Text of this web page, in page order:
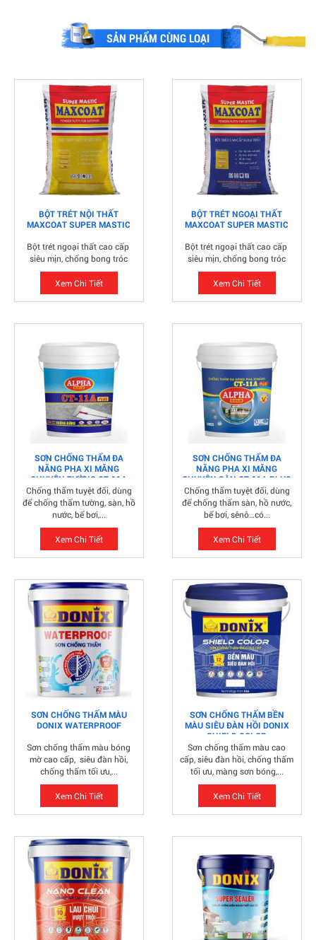
SẢN PHẨM CÙNG LOẠI
BỘT TRÉT NỘI THẤT
MAXCOAT SUPER MASTIC
Bột trét ngoại thất cao cấp
siêu mịn, chống bong tróc
Xem Chi Tiết
BỘT TRÉT NGOẠI THẤT
MAXCOAT SUPER MASTIC
Bột trét ngoại thất cao cấp
siêu mịn, chống bong tróc
Xem Chi Tiết
SƠN CHỐNG THẤM ĐA
NĂNG PHA XI MĂNG
CHUYÊN TƯỜNG CT-11A
PLUS
Chống thấm tuyệt đối, dùng
để chống thấm tường, sàn, hồ
nước, bể bơi,...
Xem Chi Tiết
SƠN CHỐNG THẤM ĐA
NĂNG PHA XI MĂNG
CHUYÊN SÀN CT-11A PLUS
Chống thấm tuyệt đối, dùng
để chống thấm sàn, hồ nước,
bể bơi, sênô…có...
Xem Chi Tiết
SƠN CHỐNG THẤM MÀU
DONIX WATERPROOF
Sơn chống thấm màu bóng
mờ cao cấp, siêu đàn hồi,
chống thấm tối ưu,...
Xem Chi Tiết
SƠN CHỐNG THẤM BỀN
MÀU SIÊU ĐÀN HỒI DONIX
SHIELD COLOR
Sơn chống thấm màu cao
cấp, siêu đàn hồi, chống thấm
tối ưu, màng sơn bóng,...
Xem Chi Tiết